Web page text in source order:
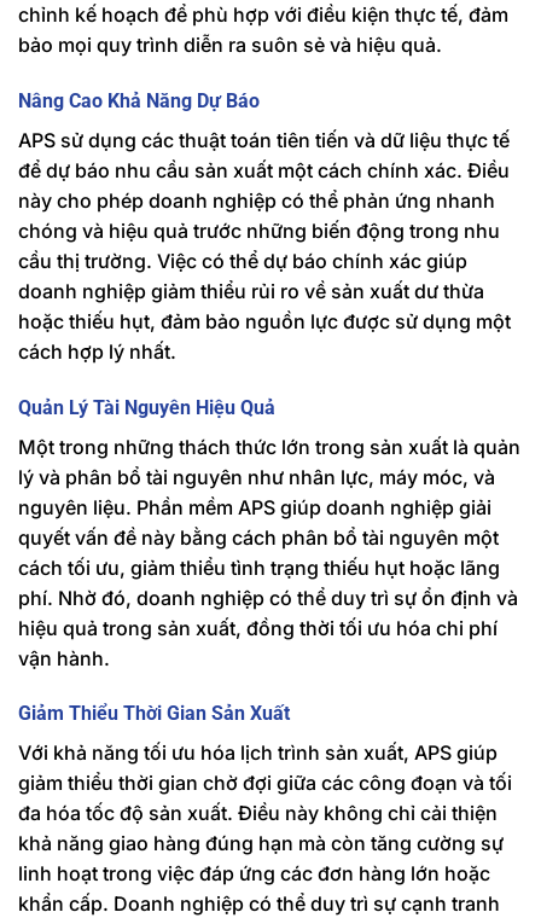
chỉnh kế hoạch để phù hợp với điều kiện thực tế, đảm
bảo mọi quy trình diễn ra suôn sẻ và hiệu quả.
Nâng Cao Khả Năng Dự Báo
APS sử dụng các thuật toán tiên tiến và dữ liệu thực tế
để dự báo nhu cầu sản xuất một cách chính xác. Điều
này cho phép doanh nghiệp có thể phản ứng nhanh
chóng và hiệu quả trước những biến động trong nhu
cầu thị trường. Việc có thể dự báo chính xác giúp
doanh nghiệp giảm thiểu rủi ro về sản xuất dư thừa
hoặc thiếu hụt, đảm bảo nguồn lực được sử dụng một
cách hợp lý nhất.
Quản Lý Tài Nguyên Hiệu Quả
Một trong những thách thức lớn trong sản xuất là quản
lý và phân bổ tài nguyên như nhân lực, máy móc, và
nguyên liệu. Phần mềm APS giúp doanh nghiệp giải
quyết vấn đề này bằng cách phân bổ tài nguyên một
cách tối ưu, giảm thiểu tình trạng thiếu hụt hoặc lãng
phí. Nhờ đó, doanh nghiệp có thể duy trì sự ổn định và
hiệu quả trong sản xuất, đồng thời tối ưu hóa chi phí
vận hành.
Giảm Thiểu Thời Gian Sản Xuất
Với khả năng tối ưu hóa lịch trình sản xuất, APS giúp
giảm thiểu thời gian chờ đợi giữa các công đoạn và tối
đa hóa tốc độ sản xuất. Điều này không chỉ cải thiện
khả năng giao hàng đúng hạn mà còn tăng cường sự
linh hoạt trong việc đáp ứng các đơn hàng lớn hoặc
khẩn cấp. Doanh nghiệp có thể duy trì sự cạnh tranh